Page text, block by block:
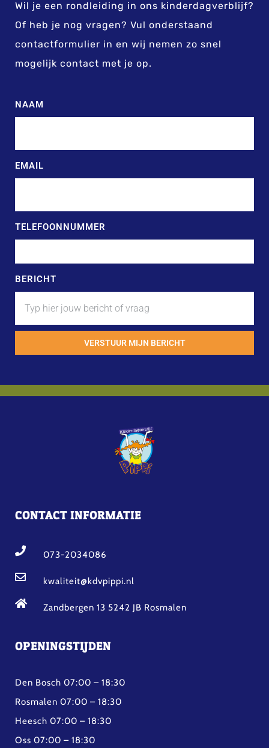
Wil je een rondleiding in ons kinderdagverblijf?
Of heb je nog vragen? Vul onderstaand
contactformulier in en wij nemen zo snel
mogelijk contact met je op.
NAAM
EMAIL
TELEFOONNUMMER
BERICHT
VERSTUUR MIJN BERICHT
CONTACT INFORMATIE
073-2034086
kwaliteit@kdvpippi.nl
Zandbergen 13 5242 JB Rosmalen
OPENINGSTIJDEN
Den Bosch 07:00 – 18:30
Rosmalen 07:00 – 18:30
Heesch 07:00 – 18:30
Oss 07:00 – 18:30